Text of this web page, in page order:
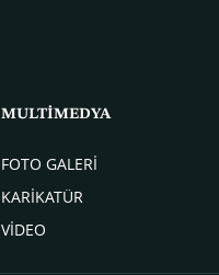
MULTİMEDYA
FOTO GALERİ
KARİKATÜR
VİDEO